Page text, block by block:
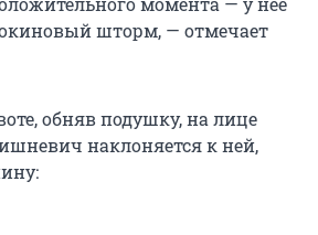
шторм, — отмечает
обняв подушку, на лице
наклоняется к ней,